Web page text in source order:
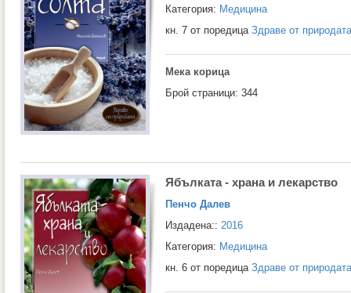
Категория: Медицина
кн. 7 от поредица Здраве от природата
Мека корица
Брой страници: 344
Ябълката - храна и лекарство
Пенчо Далев
Издадена:: 2016
Категория: Медицина
кн. 6 от поредица Здраве от природата